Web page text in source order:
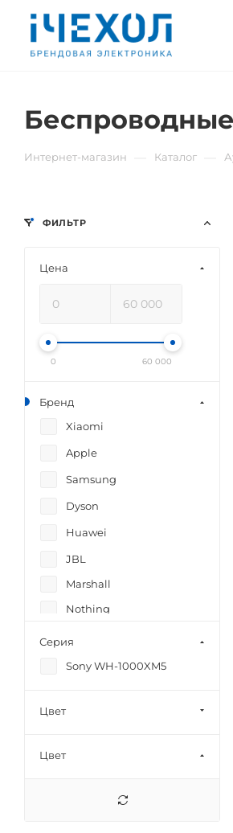
Интернет-магазин Каталог
ФИЛЬТР
Цена
0 60 000
Бренд
Xiaomi
Apple
Samsung
Dyson
Huawei
JBL
Marshall
Nothing
Серия
Sony WH-1000XM5
Цвет
Цвет